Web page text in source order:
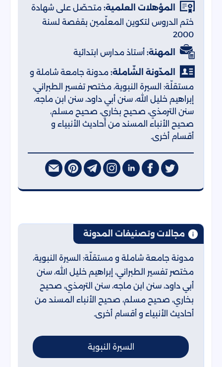
المؤهلات العلمية: متحصّل على شهادة
ختم الدروس لتكوين المعلّمين بقفصة لسنة
2000
المهنة: أستاذ مدارس ابتدائية
المدّونة الشّاملة: مدونة جامعة شاملة و
مستقلّة: السيرة النبوية، مختصر تفسير الطبراني،
إبراهيم خليل الله، سنن أبي داود، سنن ابن ماجه،
سنن الترمذي، صحيح بخاري، صحيح مسلم،
صحيح الأنباء المسند من أحاديث الأنبياء و
أقسام أخرى.
مجالات وتصنيفات المدونة
مدونة جامعة شاملة و مستقلّة: السيرة النبوية،
مختصر تفسير الطبراني، إبراهيم خليل الله، سنن
أبي داود، سنن ابن ماجه، سنن الترمذي، صحيح
بخاري، صحيح مسلم، صحيح الأنباء المسند من
أحاديث الأنبياء و أقسام أخرى.
السيرة النبوية